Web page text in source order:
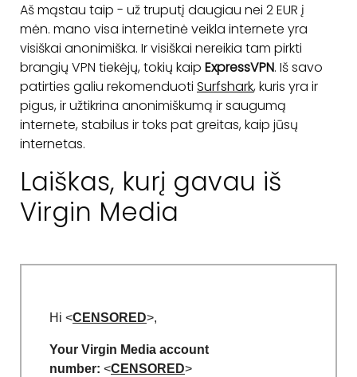
Aš mąstau taip - už truputį daugiau nei 2 EUR į
mėn. mano visa internetinė veikla internete yra
visiškai anonimiška. Ir visiškai nereikia tam pirkti
brangių VPN tiekėjų, tokių kaip ExpressVPN. Iš savo
patirties galiu rekomenduoti Surfshark, kuris yra ir
pigus, ir užtikrina anonimiškumą ir saugumą
internete, stabilus ir toks pat greitas, kaip jūsų
internetas.
Laiškas, kurį gavau iš
Virgin Media
Hi <CENSORED>,
Your Virgin Media account
number: <CENSORED>